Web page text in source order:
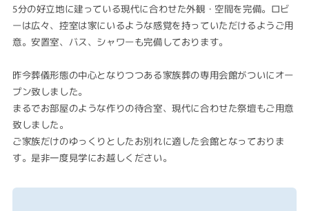
:
5分の好立地に建っている現代に合わせた外観・空間を完備。ロビ
ーは広々、控室は家にいるような感覚を持っていただけるようご用
意。安置室、バス、シャワーも完備しております。
昨今葬儀形態の中心となりつつある家族葬の専用会館がついにオー
プン致しました。
まるでお部屋のような作りの待合室、現代に合わせた祭壇もご用意
致しました。
ご家族だけのゆっくりとしたお別れに適した会館となっておりま
す。是非一度見学にお越しください。